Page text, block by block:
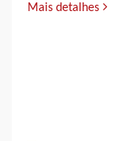
Mais detalhes